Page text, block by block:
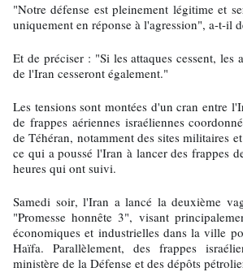
"Notre défense est pleinement légitime et
uniquement en réponse à l'agression", a-t-il
Et de préciser : "Si les attaques cessent, les
de l'Iran cesseront également."
Les tensions sont montées d'un cran entre
de frappes aériennes israéliennes
de Téhéran, notamment des sites militaires
ce qui a poussé l'Iran à lancer des frappes
heures qui ont suivi.
Samedi soir, l'Iran a lancé la deuxième
"Promesse honnête 3", visant
économiques et industrielles dans la ville
Haïfa. Parallèlement, des frappes
ministère de la Défense et des dépôts